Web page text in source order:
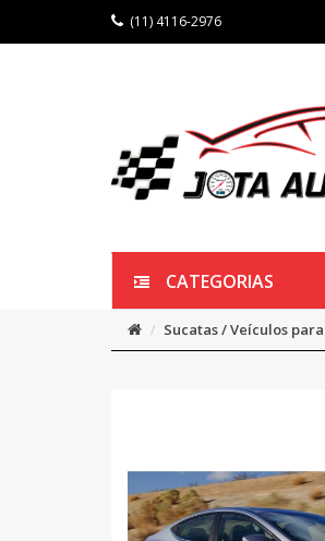
(11) 4116-2976
CATEGORIAS
Sucatas / Veículos